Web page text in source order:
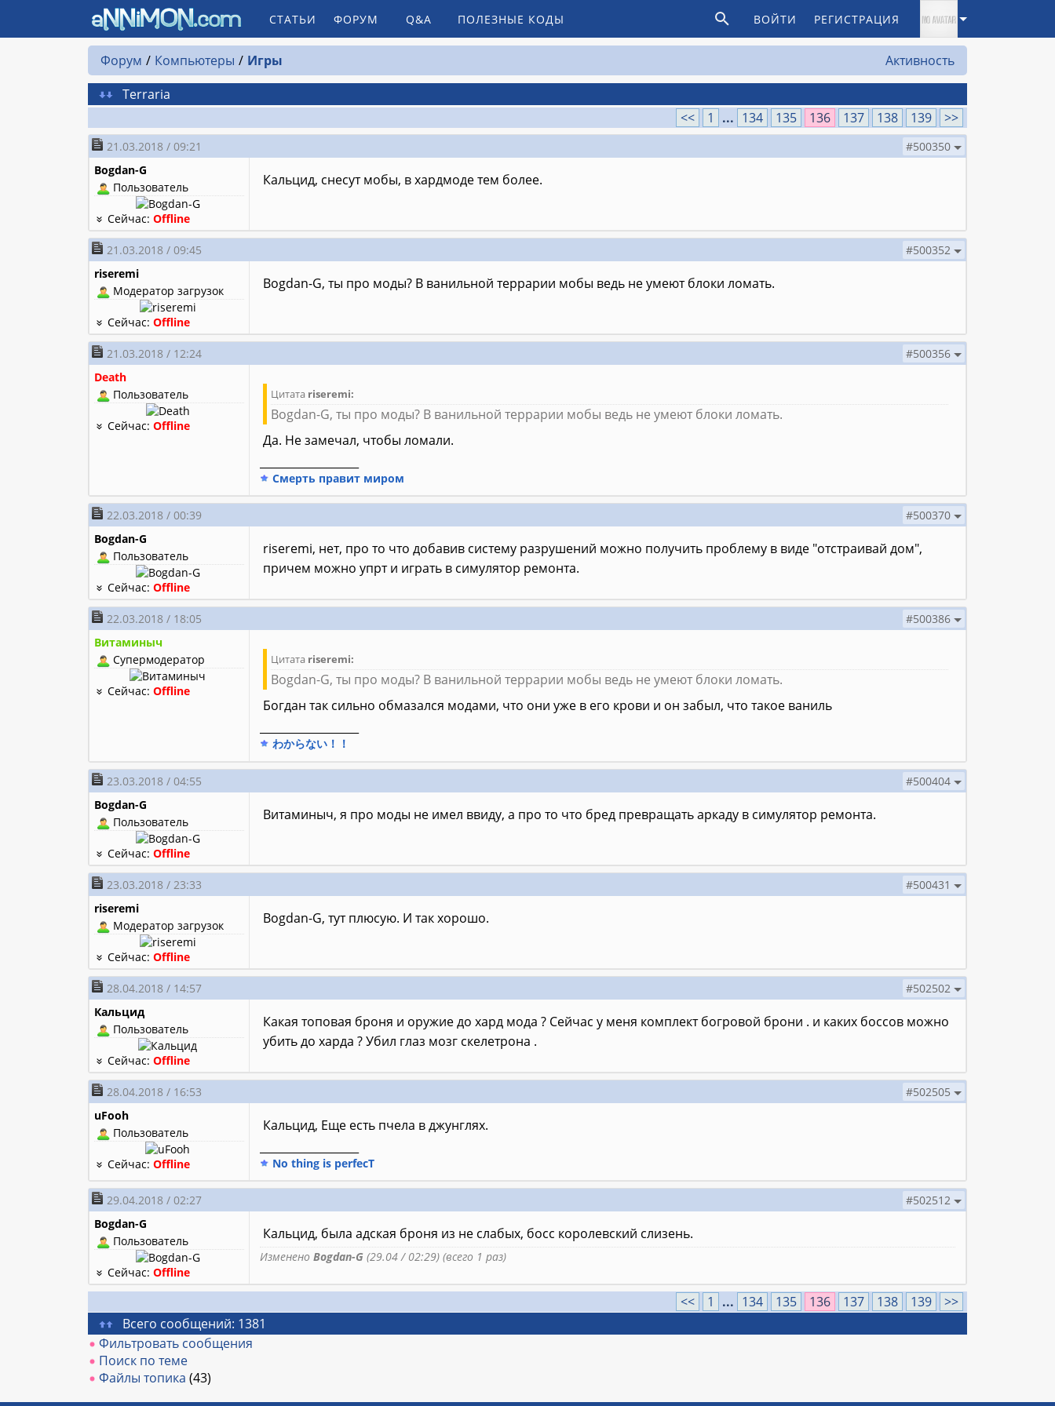
СТАТЬИ ФОРУМ Q&A ПОЛЕЗНЫЕ КОДЫ ВОЙТИ РЕГИСТРАЦИЯ
Форум Компьютеры Игры
Активность
Terraria
<<
1 ... 134 135 136 137 138 139 >>
21.03.2018 / 09:21
#500350
Bogdan-G
Пользователь
Сейчас:Offline
Кальцид, снесут мобы, в хардмоде тем более.
21.03.2018 / 09:45
#500352
riseremi
Модератор загрузок
Сейчас:Offline
Bogdan-G, ты про моды? В ванильной террарии мобы ведь не умеют блоки ломать.
21.03.2018 / 12:24
#500356
Death
Пользователь
Сейчас:Offline
Цитата riseremi:
Bogdan-G, ты про моды? В ванильной террарии мобы ведь не умеют блоки ломать.
Да. Не замечал, чтобы ломали.
Смерть правит миром
22.03.2018 / 00:39
#500370
Bogdan-G
Пользователь
Сейчас:Offline
riseremi, нет, про то что добавив систему разрушений можно получить проблему в виде "отстраивай дом",
причем можно упрт и играть в симулятор ремонта.
22.03.2018 / 18:05
#500386
Витаминыч
Супермодератор
Сейчас:Offline
Цитата riseremi:
Bogdan-G, ты про моды? В ванильной террарии мобы ведь не умеют блоки ломать.
Богдан так сильно обмазался модами, что они уже в его крови и он забыл, что такое ваниль
わからない！！
23.03.2018 / 04:55
#500404
Bogdan-G
Пользователь
Сейчас:Offline
Витаминыч, я про моды не имел ввиду, а про то что бред превращать аркаду в симулятор ремонта.
23.03.2018 / 23:33
#500431
riseremi
Модератор загрузок
Сейчас:Offline
Bogdan-G, тут плюсую. И так хорошо.
28.04.2018 / 14:57
#502502
Кальцид
Пользователь
Сейчас:Offline
Какая топовая броня и оружие до хард мода ? Сейчас у меня комплект богровой брони . и каких боссов можно
убить до харда ? Убил глаз мозг скелетрона .
28.04.2018 / 16:53
#502505
uFooh
Пользователь
Сейчас:Offline
Кальцид, Еще есть пчела в джунглях.
No thing is perfecT
29.04.2018 / 02:27
#502512
Bogdan-G
Пользователь
Сейчас:Offline
Кальцид, была адская броня из не слабых, босс королевский слизень.
Изменено Bogdan-G (29.04 / 02:29) (всего 1 раз)
<< 1 ... 134 135 136 137 138 139
>>
Всего сообщений: 1381
Фильтровать сообщения
Поиск по теме
Файлы топика (43)